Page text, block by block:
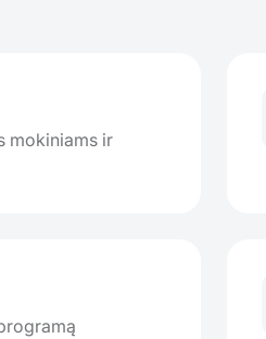
mokiniams ir